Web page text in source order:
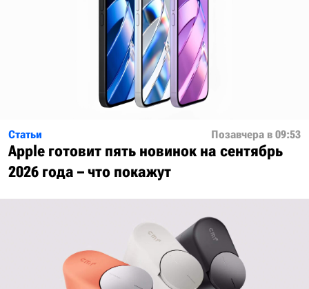
Статьи Позавчера в 09:53
Apple готовит пять новинок на сентябрь
2026 года – что покажут